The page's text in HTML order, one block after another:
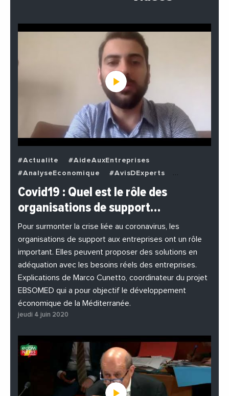
#Actualite
#AideAuxEntreprises
#AnalyseEconomique
#AvisDExperts
#BuzzNews
#Decideurs
#EchangesMediterraneens
#Economie
#EnDirectDe
#Entreprises
#Institutions
#PhotosEtVideos
Covid19 : Quel est le rôle des
organisations de support…
Pour surmonter la crise liée au coronavirus, les
organisations de support aux entreprises ont un rôle
important. Elles peuvent proposer des solutions en
adéquation avec les besoins réels des entreprises.
Explications de Marco Cunetto, coordinateur du projet
EBSOMED qui a pour objectif le développement
économique de la Méditerranée.
jeudi 4 juin 2020